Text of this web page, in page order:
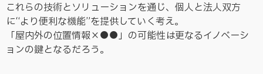
これらの技術とソリューションを通じ、個人と法人双方
に“より便利な機能”を提供していく考え。
「屋内外の位置情報×●●」の可能性は更なるイノベーシ
ョンの鍵となるだろう。